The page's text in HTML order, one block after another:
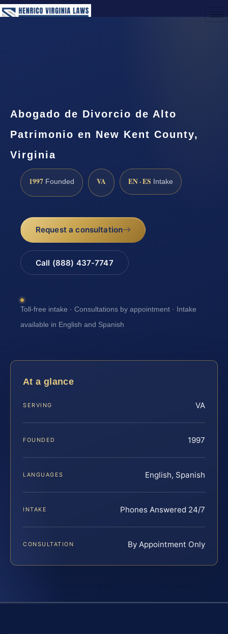
Abogado de Divorcio de Alto
Patrimonio en New Kent County,
Virginia
1997 Founded VA EN · ES Intake
Request a consultation
Call (888) 437-7747
Toll-free intake · Consultations by appointment · Intake
available in English and Spanish
At a glance
SERVING VA
FOUNDED 1997
LANGUAGES English, Spanish
INTAKE Phones Answered 24/7
CONSULTATION By Appointment Only